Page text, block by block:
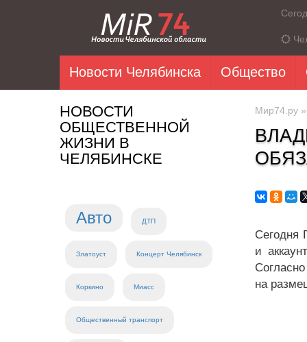
Новости Челябинска Общество
НОВОСТИ
ОБЩЕСТВЕННОЙ
ЖИЗНИ В
ЧЕЛЯБИНСКЕ
Авто ДТП
Златоуст Концерт Челябинск
Коркино Миасс
Общественный транспорт
Мир74.ру »
Сегодня
и
на